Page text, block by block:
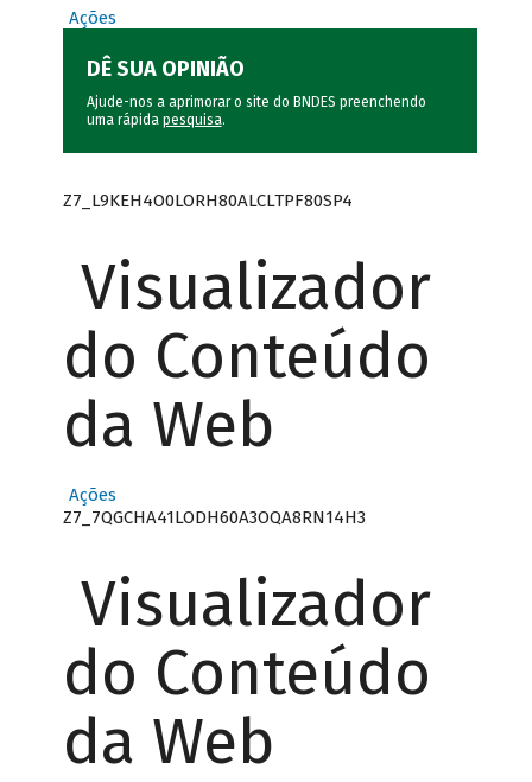
Ações
DÊ SUA OPINIÃO
Ajude-nos a aprimorar o site do BNDES preenchendo
uma rápida pesquisa.
Z7_L9KEH4O0LORH80ALCLTPF80SP4
Visualizador
do Conteúdo
da Web
Ações
Z7_7QGCHA41LODH60A3OQA8RN14H3
Visualizador
do Conteúdo
da Web